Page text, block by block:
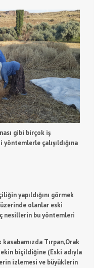
gibi birçok iş
çalışıldığına
yapıldığını görmek
üzerinde olanlar eski
nesillerin bu yöntemleri
Tırpan,Orak
biçildiğine (Eski adıyla
izlemesi ve büyüklerin